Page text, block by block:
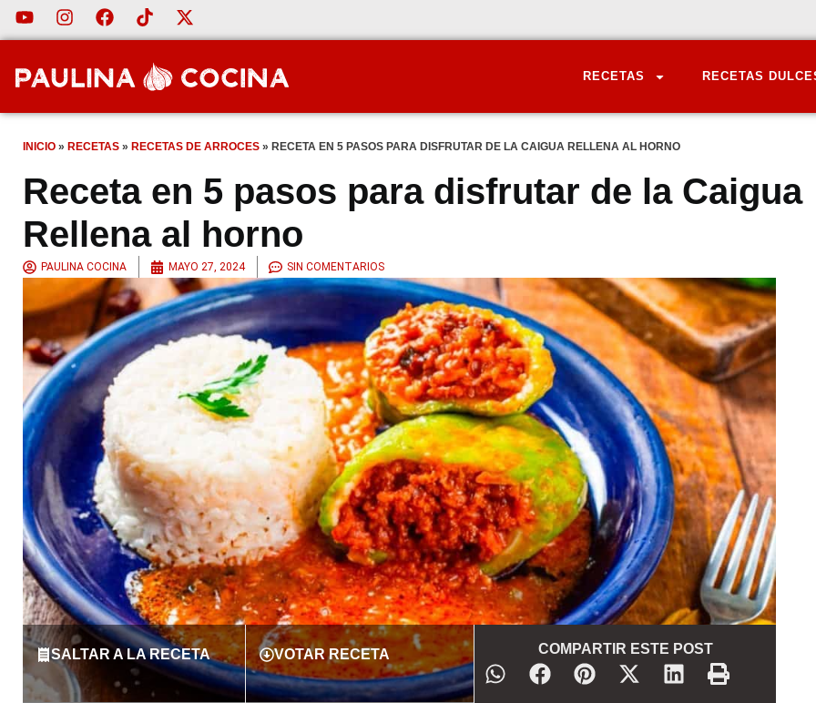
RECETAS RECETAS
INICIO » RECETAS » RECETAS DE ARROCES » RECETA EN 5 PASOS PARA DISFRUTAR DE LA CAIGUA RELLENA AL HORNO
Receta en 5 pasos para disfrutar de la Caigua
Rellena al horno
PAULINA COCINA MAYO 27, 2024 SIN COMENTARIOS
SALTAR A LA RECETA VOTAR RECETA COMPARTIR ESTE POST